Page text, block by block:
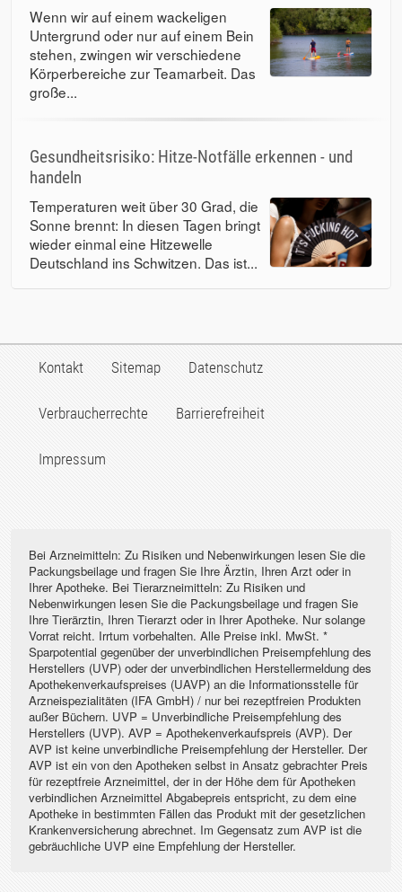
Wenn wir auf einem wackeligen
Untergrund oder nur auf einem Bein
stehen, zwingen wir verschiedene
Körperbereiche zur Teamarbeit. Das
große...
Gesundheitsrisiko: Hitze-Notfälle erkennen - und
handeln
Temperaturen weit über 30 Grad, die
Sonne brennt: In diesen Tagen bringt
wieder einmal eine Hitzewelle
Deutschland ins Schwitzen. Das ist...
Kontakt Sitemap Datenschutz
Verbraucherrechte Barrierefreiheit
Impressum
Bei Arzneimitteln: Zu Risiken und Nebenwirkungen lesen Sie die
Packungsbeilage und fragen Sie Ihre Ärztin, Ihren Arzt oder in
Ihrer Apotheke. Bei Tierarzneimitteln: Zu Risiken und
Nebenwirkungen lesen Sie die Packungsbeilage und fragen Sie
Ihre Tierärztin, Ihren Tierarzt oder in Ihrer Apotheke. Nur solange
Vorrat reicht. Irrtum vorbehalten. Alle Preise inkl. MwSt. *
Sparpotential gegenüber der unverbindlichen Preisempfehlung des
Herstellers (UVP) oder der unverbindlichen Herstellermeldung des
Apothekenverkaufspreises (UAVP) an die Informationsstelle für
Arzneispezialitäten (IFA GmbH) / nur bei rezeptfreien Produkten
außer Büchern. UVP = Unverbindliche Preisempfehlung des
Herstellers (UVP). AVP = Apothekenverkaufspreis (AVP). Der
AVP ist keine unverbindliche Preisempfehlung der Hersteller. Der
AVP ist ein von den Apotheken selbst in Ansatz gebrachter Preis
für rezeptfreie Arzneimittel, der in der Höhe dem für Apotheken
verbindlichen Arzneimittel Abgabepreis entspricht, zu dem eine
Apotheke in bestimmten Fällen das Produkt mit der gesetzlichen
Krankenversicherung abrechnet. Im Gegensatz zum AVP ist die
gebräuchliche UVP eine Empfehlung der Hersteller.